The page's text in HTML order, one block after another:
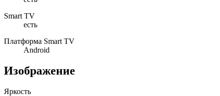
Smart TV
есть
Платформа Smart TV
Android
Изображение
Яркость